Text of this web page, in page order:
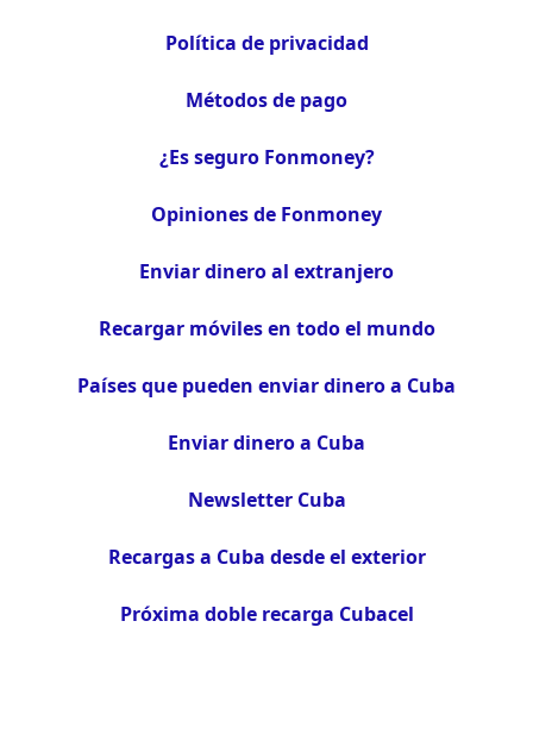
Política de privacidad
Métodos de pago
¿Es seguro Fonmoney?
Opiniones de Fonmoney
Enviar dinero al extranjero
Recargar móviles en todo el mundo
Países que pueden enviar dinero a Cuba
Enviar dinero a Cuba
Newsletter Cuba
Recargas a Cuba desde el exterior
Próxima doble recarga Cubacel